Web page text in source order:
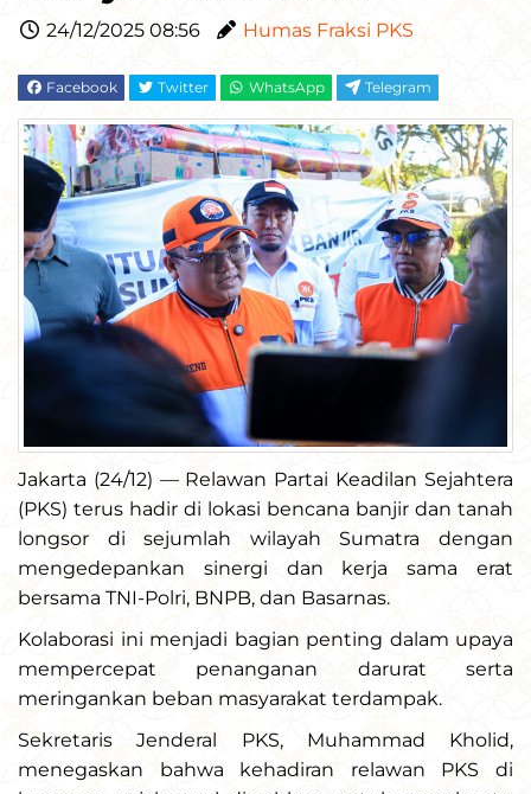
24/12/2025 08:56 Humas Fraksi PKS
Facebook Twitter WhatsApp Telegram
Jakarta (24/12) — Relawan Partai Keadilan Sejahtera
(PKS) terus hadir di lokasi bencana banjir dan tanah
longsor di sejumlah wilayah Sumatra dengan
mengedepankan sinergi dan kerja sama erat
bersama TNI-Polri, BNPB, dan Basarnas.
Kolaborasi ini menjadi bagian penting dalam upaya
mempercepat penanganan darurat serta
meringankan beban masyarakat terdampak.
Sekretaris Jenderal PKS, Muhammad Kholid,
menegaskan bahwa kehadiran relawan PKS di